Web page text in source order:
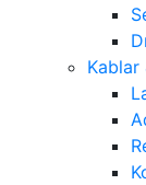
Kablar